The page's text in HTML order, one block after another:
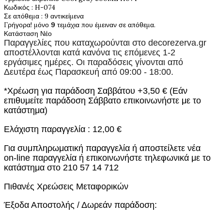
Κωδικός : H-074
Σε απόθεμα : 9 αντικείμενα
Γρήγορα! μόνο 9 τεμάχια που έμειναν σε απόθεμα.
Κατάσταση Νέο
Παραγγελίες που καταχωρούνται στο decorezerva.gr
αποστέλλονται κατά κανόνα τις επόμενες 1-2
εργάσιμες ημέρες. Οι παραδόσεις γίνονται από
Δευτέρα έως Παρασκευή από 09:00 - 18:00.
*Χρέωση για παράδοση Σαββάτου +3,50 € (Εάν
επιθυμείτε παράδοση Σάββατο επικοινωνήστε με το
κατάστημα)
Ελάχιστη παραγγελία : 12,00 €
Για συμπληρωματική παραγγελία ή αποστείλετε νέα
on-line παραγγελία ή επικοινωνήστε τηλεφωνικά με το
κατάστημα στο 210 57 14 712
Πιθανές Χρεώσεις Μεταφορικών
Έξοδα Αποστολής / Δωρεάν παράδοση: